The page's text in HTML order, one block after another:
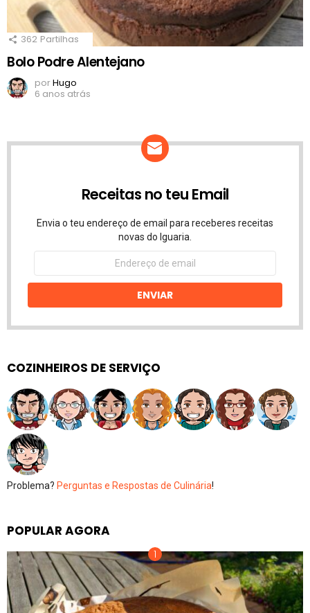
362 Partilhas
Bolo Podre Alentejano
porHugo
6 anos atrás
Receitas no teu Email
Envia o teu endereço de email para receberes receitas
novas do Iguaria.
Endereço
email
ENVIAR
COZINHEIROS DE SERVIÇO
Problema? Perguntas e Respostas de Culinária!
POPULAR AGORA